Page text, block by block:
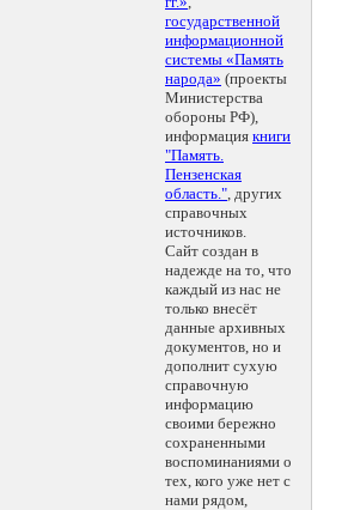
государственной
информационной
системы «Память
народа» (проекты
Министерства
обороны РФ),
информация книги
"Память.
Пензенская
область.", других
справочных
источников.
Сайт создан в
надежде на то, что
каждый из нас не
только внесёт
данные архивных
документов, но и
дополнит сухую
справочную
информацию
своими бережно
сохраненными
воспоминаниями о
тех, кого уже нет с
нами рядом,